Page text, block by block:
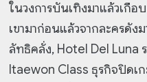
ในวงการบันเทิงมาแล้วเกื
เขามาก่อนแล้วจากละครดั
ลัทธิคลั่ง, Hotel Del Luna
Itaewon Class ธุรกิจปิด